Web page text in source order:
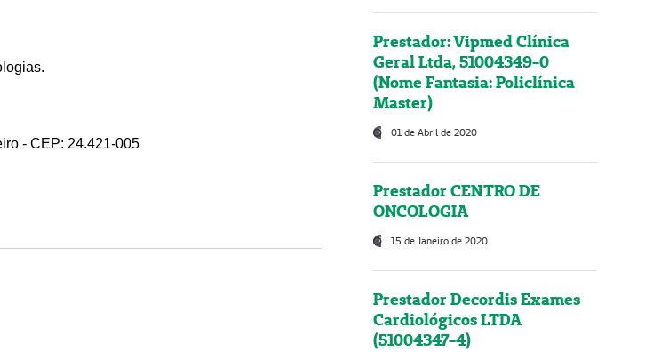
- CEP: 24.421-005
Prestador: Vipmed Clínica
Geral Ltda, 51004349-0
(Nome Fantasia: Policlínica
Master)
01 de Abril de 2020
Prestador CENTRO DE
ONCOLOGIA
15 de Janeiro de 2020
Prestador Decordis Exames
Cardiológicos LTDA
(51004347-4)